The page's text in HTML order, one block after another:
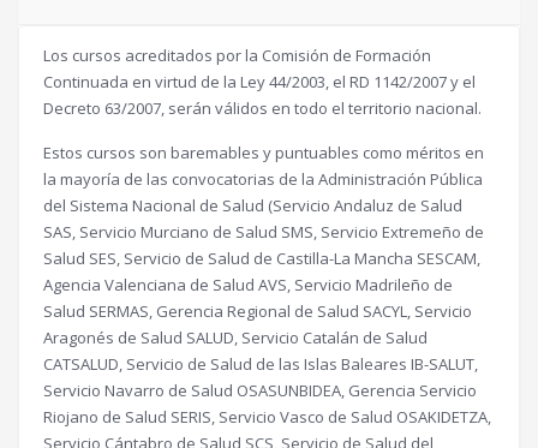
Los cursos acreditados por la Comisión de Formación
Continuada en virtud de la Ley 44/2003, el RD 1142/2007 y el
Decreto 63/2007, serán válidos en todo el territorio nacional.
Estos cursos son baremables y puntuables como méritos en
la mayoría de las convocatorias de la Administración Pública
del Sistema Nacional de Salud (Servicio Andaluz de Salud
SAS, Servicio Murciano de Salud SMS, Servicio Extremeño de
Salud SES, Servicio de Salud de Castilla-La Mancha SESCAM,
Agencia Valenciana de Salud AVS, Servicio Madrileño de
Salud SERMAS, Gerencia Regional de Salud SACYL, Servicio
Aragonés de Salud SALUD, Servicio Catalán de Salud
CATSALUD, Servicio de Salud de las Islas Baleares IB-SALUT,
Servicio Navarro de Salud OSASUNBIDEA, Gerencia Servicio
Riojano de Salud SERIS, Servicio Vasco de Salud OSAKIDETZA,
Servicio Cántabro de Salud SCS, Servicio de Salud del